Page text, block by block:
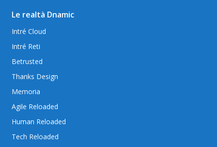
Le realtà Dnamic
Intré Cloud
Intré Reti
Betrusted
Thanks Design
Memoria
Agile Reloaded
Human Reloaded
Tech Reloaded